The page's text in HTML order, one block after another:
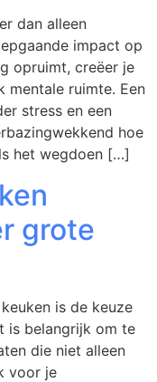
dan alleen
impact op
opruimt, creëer je
mentale ruimte. Een
stress en een
hoe
het wegdoen […]
grote
is de keuze
is belangrijk om te
die niet alleen
voor je